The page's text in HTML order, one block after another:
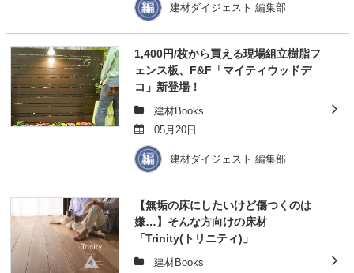
建材ダイジェスト 編集部
1,400円/枚から買える現場組立樹脂フ
ェンス板、F&F「マイティウッドデ
コ」新登場！
建材Books
05月20日
建材ダイジェスト 編集部
【無垢の床にしたいけど傷つくのは
嫌…】そんな方向けの床材
「Trinity(トリニティ)」
建材Books